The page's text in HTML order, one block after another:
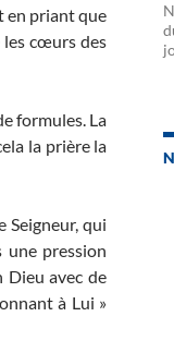
en priant que
les cœurs des
formules. La
la prière la
Seigneur, qui
une pression
Dieu avec de
à Lui »